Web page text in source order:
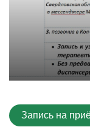
Запись на